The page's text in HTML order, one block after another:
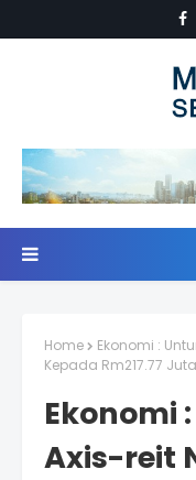
Home
Ekonomi :
Kepada Rm217.77
Ekonomi
Axis-reit